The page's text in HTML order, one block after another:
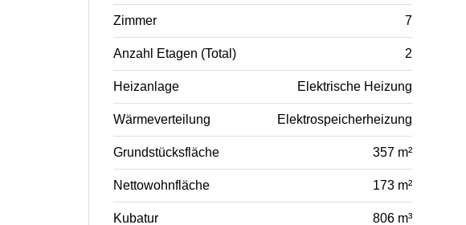
Zimmer 7
Anzahl Etagen (Total) 2
Heizanlage Elektrische Heizung
Wärmeverteilung Elektrospeicherheizung
Grundstücksfläche 357 m²
Nettowohnfläche 173 m²
Kubatur 806 m³